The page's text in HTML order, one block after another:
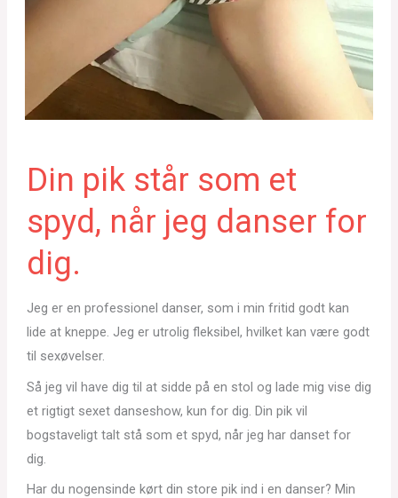
Din pik står som et
spyd, når jeg danser for
dig.
Jeg er en professionel danser, som i min fritid godt kan
lide at kneppe. Jeg er utrolig fleksibel, hvilket kan være godt
til sexøvelser.
Så jeg vil have dig til at sidde på en stol og lade mig vise dig
et rigtigt sexet danseshow, kun for dig. Din pik vil
bogstaveligt talt stå som et spyd, når jeg har danset for
dig.
Har du nogensinde kørt din store pik ind i en danser? Min